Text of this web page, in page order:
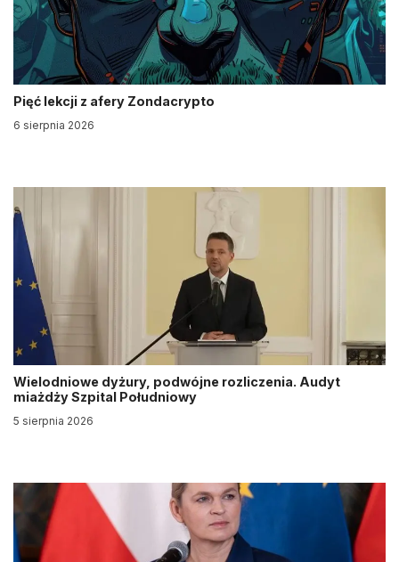
Pięć lekcji z afery Zondacrypto
6 sierpnia 2026
Wielodniowe dyżury, podwójne rozliczenia. Audyt
miażdży Szpital Południowy
5 sierpnia 2026